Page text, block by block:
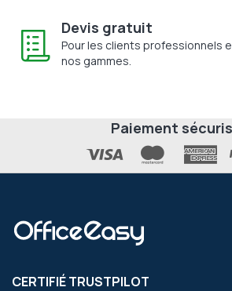
Devis gratuit
Pour les clients professionnels
nos gammes.
Paiement
CERTIFIÉ TRUSTPILOT